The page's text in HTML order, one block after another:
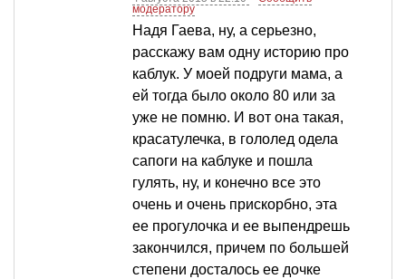
модератору
Надя Гаева, ну, а серьезно,
расскажу вам одну историю про
каблук. У моей подруги мама, а
ей тогда было около 80 или за
уже не помню. И вот она такая,
красатулечка, в гололед одела
сапоги на каблуке и пошла
гулять, ну, и конечно все это
очень и очень прискорбно, эта
ее прогулочка и ее выпендрешь
закончился, причем по большей
степени досталось ее дочке